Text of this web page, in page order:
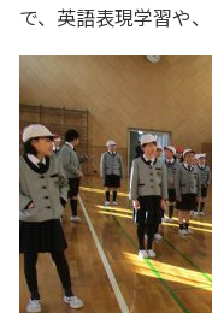
で、英語表現学習や